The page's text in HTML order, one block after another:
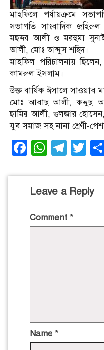
মাহফিলে পর্যায়ক্রমে
সভাপতি সাংবাদিক
মছদ্দর আলী ও মরহুমা
আলী, মোঃ আব্দুস শহিদ।
মাহফিল পরিচালনায়
কামরুল ইসলাম।
উক্ত বার্ষিক ঈসালে সাওয়াব
মোঃ আবাছ আলী, কদ্দুছ
ছামির আলী, গুলজার
যুব সমাজ সহ নানা শ্রেণী-
Facebook
Leave a Reply
Comment *
Name *